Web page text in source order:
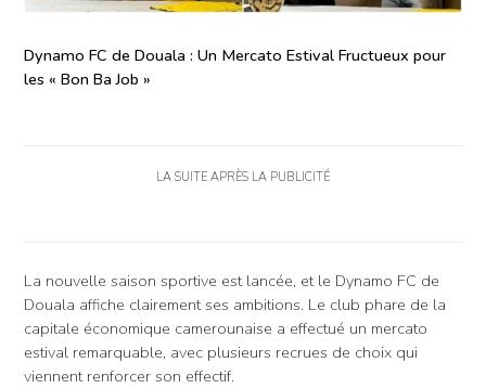
Dynamo FC de Douala : Un Mercato Estival Fructueux pour
les « Bon Ba Job »
LA SUITE APRÈS LA PUBLICITÉ
La nouvelle saison sportive est lancée, et le Dynamo FC de
Douala affiche clairement ses ambitions. Le club phare de la
capitale économique camerounaise a effectué un mercato
estival remarquable, avec plusieurs recrues de choix qui
viennent renforcer son effectif.